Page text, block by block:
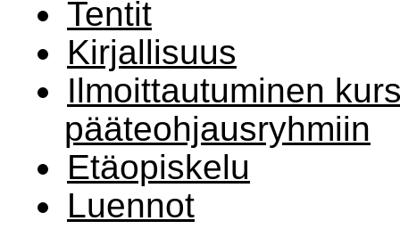
Tentit
Kirjallisuus
Ilmoittautuminen
pääteohjausryhmiin
Etäopiskelu
Luennot